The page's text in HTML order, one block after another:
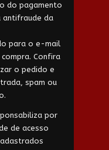
do pagamento
antifraude da
para o e-mail
Confira
o pedido e
spam ou
por
de acesso